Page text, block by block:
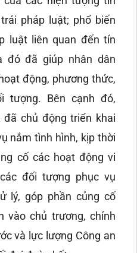
pháp luật; phổ biến
luật liên quan đến tín
đó đã giúp nhân dân
động, phương thức,
tượng. Bên cạnh đó,
đã chủ động triển khai
nắm tình hình, kịp thời
cố các hoạt động vi
đối tượng phục vụ
lý, góp phần củng cố
vào chủ trương, chính
và lực lượng Công an